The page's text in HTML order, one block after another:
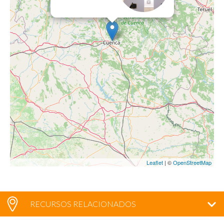
Leaflet | ©OpenStreetMap
RECURSOS RELACIONADOS